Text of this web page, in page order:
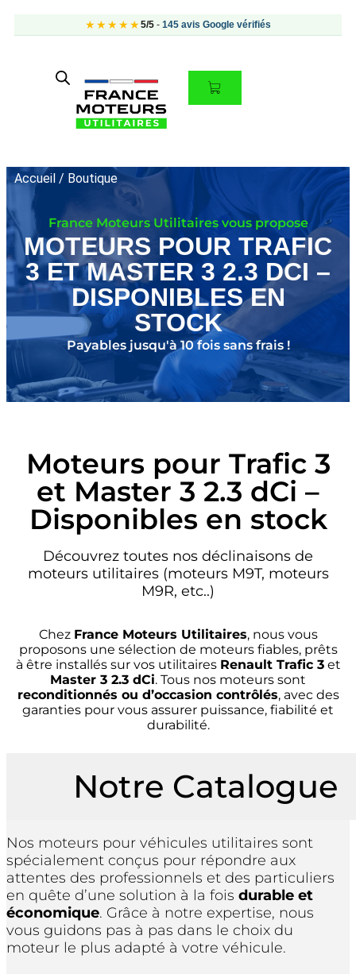
★★★★★5/5 - 145 avis Google vérifiés
Accueil / Boutique
France Moteurs Utilitaires vous propose
MOTEURS POUR TRAFIC
3 ET MASTER 3 2.3 DCI –
DISPONIBLES EN
STOCK
Payables jusqu'à 10 fois sans frais !
Moteurs pour Trafic 3
et Master 3 2.3 dCi –
Disponibles en stock
Découvrez toutes nos déclinaisons de
moteurs utilitaires (moteurs M9T, moteurs
M9R, etc..)
Chez France Moteurs Utilitaires, nous vous
proposons une sélection de moteurs fiables, prêts
à être installés sur vos utilitaires Renault Trafic 3et
Master 3 2.3 dCi. Tous nos moteurs sont
reconditionnés ou d’occasion contrôlés, avec des
garanties pour vous assurer puissance, fiabilité et
durabilité.
Notre Catalogue
Nos moteurs pour véhicules utilitaires sont
spécialement conçus pour répondre aux
attentes des professionnels et des particuliers
en quête d’une solution à la fois durable et
économique. Grâce à notre expertise, nous
vous guidons pas à pas dans le choix du
moteur le plus adapté à votre véhicule.